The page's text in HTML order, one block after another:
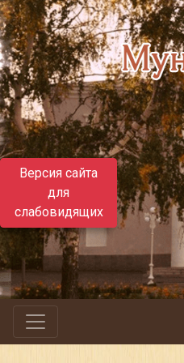
Версия сайта
для
слабовидящих